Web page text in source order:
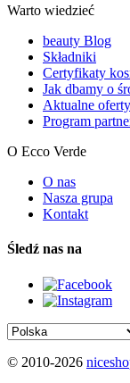
Warto wiedzieć
beauty Blog
Składniki
Certyfikaty
Jak dbamy o
Aktualne oferty
Program
O Ecco Verde
O nas
Nasza grupa
Kontakt
Śledź nas na
© 2010-2026